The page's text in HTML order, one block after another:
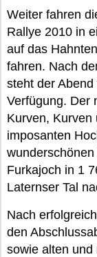
Weiter fahren
Rallye 2010 in
auf das
fahren. Nach
steht der
Verfügung. Der
Kurven, Kurven
imposanten
Furkajoch in 1
Laternser Tal
Nach
den
sowie alten und